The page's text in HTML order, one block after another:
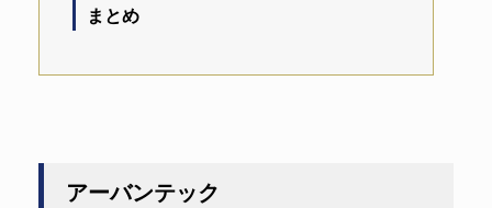
まとめ
アーバンテック